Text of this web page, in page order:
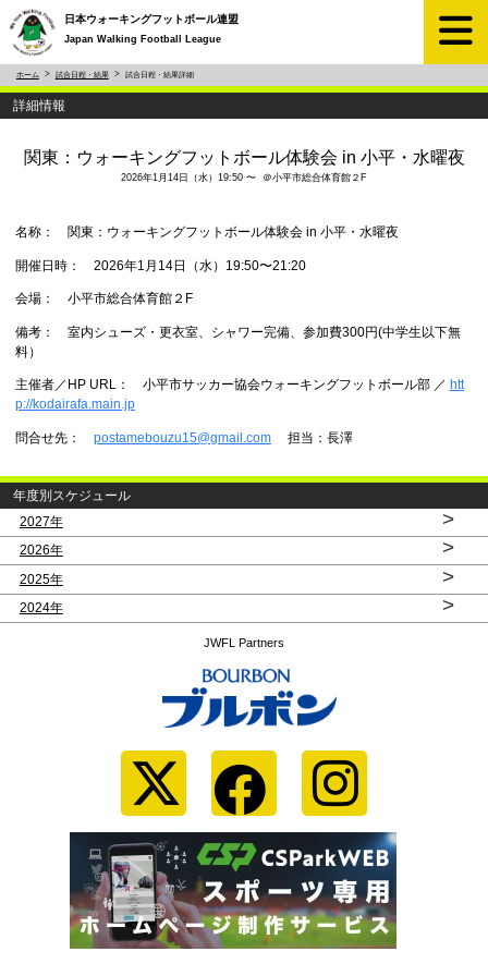
日本ウォーキングフットボール連盟
Japan Walking Football League
ホーム 試合日程・結果 試合日程・結果詳細
詳細情報
関東：ウォーキングフットボール体験会 in 小平・水曜夜
2026年1月14日（水）19:50 〜 ＠小平市総合体育館２F
名称： 関東：ウォーキングフットボール体験会 in 小平・水曜夜
開催日時： 2026年1月14日（水）19:50〜21:20
会場： 小平市総合体育館２F
備考： 室内シューズ・更衣室、シャワー完備、参加費300円(中学生以下無
料）
主催者／HP URL： 小平市サッカー協会ウォーキングフットボール部 ／ htt
p://kodairafa.main.jp
問合せ先： postamebouzu15@gmail.com担当：長澤
年度別スケジュール
2027年
>
2026年 >
2025年 >
2024年 >
JWFL Partners